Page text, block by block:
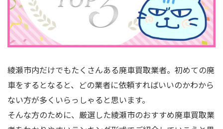
綾瀬市内だけでもたくさんある廃車買取業者。初めての廃
車をするとなると、どの業者に依頼すればいいのかわから
ない方が多くいらっしゃると思います。
そんな方のために、厳選した綾瀬市のおすすめ廃車買取業